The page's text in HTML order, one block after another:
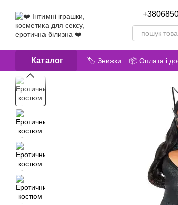
Каталог 🏷️ Знижки 📦 Оплата і
😎 Про нас
📝 Відгуки